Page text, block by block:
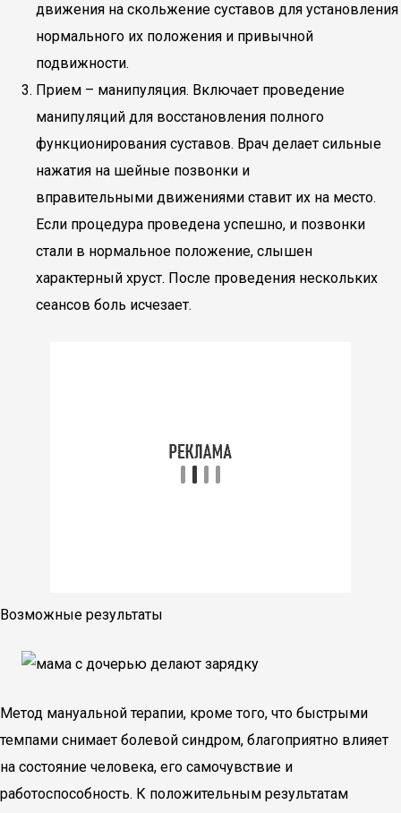
движения на скольжение суставов для установления
нормального их положения и привычной
подвижности.
Прием – манипуляция. Включает проведение
манипуляций для восстановления полного
функционирования суставов. Врач делает сильные
нажатия на шейные позвонки и
вправительными движениями ставит их на место.
Если процедура проведена успешно, и позвонки
стали в нормальное положение, слышен
характерный хруст. После проведения нескольких
сеансов боль исчезает.
Возможные результаты
Метод мануальной терапии, кроме того, что быстрыми
темпами снимает болевой синдром, благоприятно влияет
на состояние человека, его самочувствие и
работоспособность. К положительным результатам